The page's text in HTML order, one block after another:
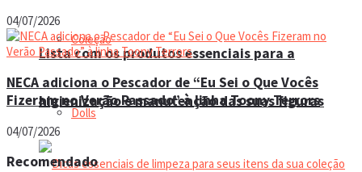
Coleção
Dolls
Lista com os produtos essenciais para a
higienização e manutenção das suas figuras
04/07/2026
NECA adiciona o Pescador de “Eu Sei o Que Vocês
Fizeram no Verão Passado” à linha Toony Terrors
04/07/2026
Recomendado